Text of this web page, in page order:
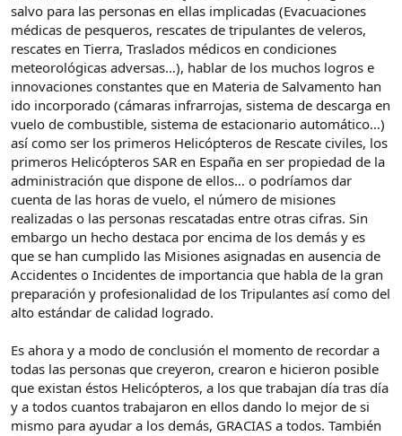
salvo para las personas en ellas implicadas (Evacuaciones
médicas de pesqueros, rescates de tripulantes de veleros,
rescates en Tierra, Traslados médicos en condiciones
meteorológicas adversas…), hablar de los muchos logros e
innovaciones constantes que en Materia de Salvamento han
ido incorporado (cámaras infrarrojas, sistema de descarga en
vuelo de combustible, sistema de estacionario automático…)
así como ser los primeros Helicópteros de Rescate civiles, los
primeros Helicópteros SAR en España en ser propiedad de la
administración que dispone de ellos… o podríamos dar
cuenta de las horas de vuelo, el número de misiones
realizadas o las personas rescatadas entre otras cifras. Sin
embargo un hecho destaca por encima de los demás y es
que se han cumplido las Misiones asignadas en ausencia de
Accidentes o Incidentes de importancia que habla de la gran
preparación y profesionalidad de los Tripulantes así como del
alto estándar de calidad logrado.
Es ahora y a modo de conclusión el momento de recordar a
todas las personas que creyeron, crearon e hicieron posible
que existan éstos Helicópteros, a los que trabajan día tras día
y a todos cuantos trabajaron en ellos dando lo mejor de si
mismo para ayudar a los demás, GRACIAS a todos. También